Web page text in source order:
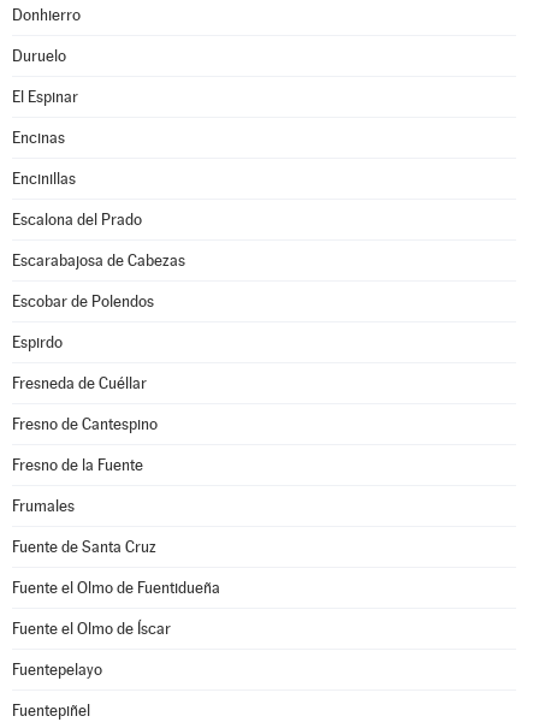
Donhierro
Duruelo
El Espinar
Encinas
Encinillas
Escalona del Prado
Escarabajosa de Cabezas
Escobar de Polendos
Espirdo
Fresneda de Cuéllar
Fresno de Cantespino
Fresno de la Fuente
Frumales
Fuente de Santa Cruz
Fuente el Olmo de Fuentidueña
Fuente el Olmo de Íscar
Fuentepelayo
Fuentepiñel